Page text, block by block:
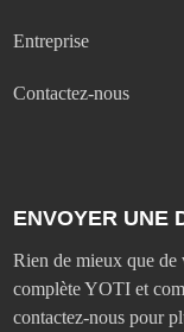
Entreprise
Contactez-nous
ENVOYER UNE
Rien de mieux que
complète YOTI et
contactez-nous pour